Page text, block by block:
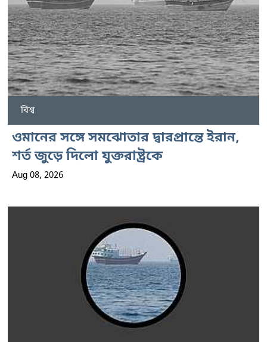
বিশ্ব
ওমানের সঙ্গে সমঝোতার দ্বারপ্রান্তে ইরান,
শর্ত জুড়ে দিলো যুক্তরাষ্ট্রকে
Aug 08, 2026